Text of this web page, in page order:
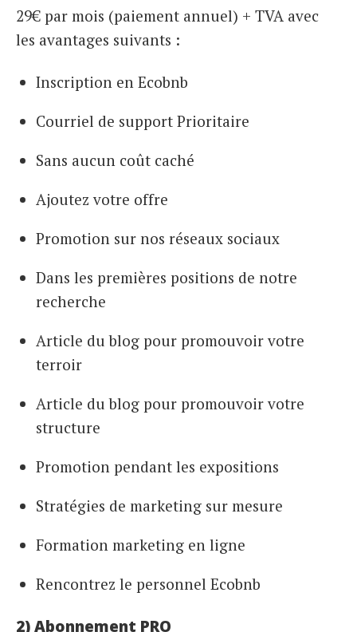
29€ par mois (paiement annuel) + TVA avec
les avantages suivants :
Inscription en Ecobnb
Courriel de support Prioritaire
Sans aucun coût caché
Ajoutez votre offre
Promotion sur nos réseaux sociaux
Dans les premières positions de notre
recherche
Article du blog pour promouvoir votre
terroir
Article du blog pour promouvoir votre
structure
Promotion pendant les expositions
Stratégies de marketing sur mesure
Formation marketing en ligne
Rencontrez le personnel Ecobnb
2) Abonnement PRO